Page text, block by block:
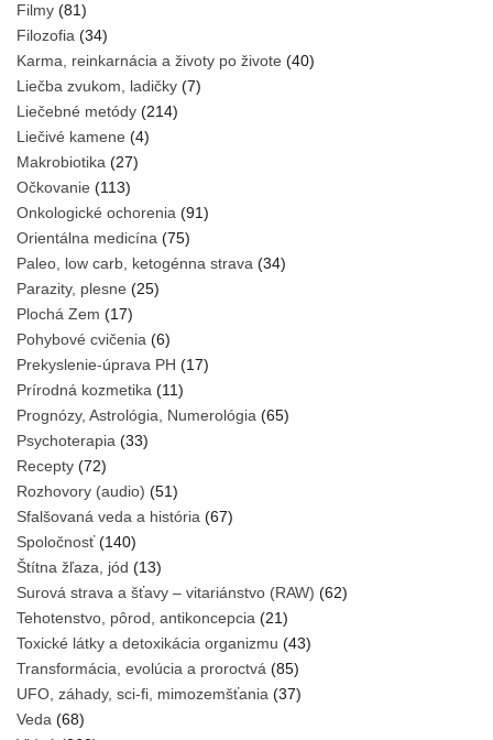
Filmy (81)
Filozofia (34)
Karma, reinkarnácia a životy po živote (40)
Liečba zvukom, ladičky (7)
Liečebné metódy (214)
Liečivé kamene (4)
Makrobiotika (27)
Očkovanie (113)
Onkologické ochorenia (91)
Orientálna medicína (75)
Paleo, low carb, ketogénna strava (34)
Parazity, plesne (25)
Plochá Zem (17)
Pohybové cvičenia (6)
Prekyslenie-úprava PH (17)
Prírodná kozmetika (11)
Prognózy, Astrológia, Numerológia (65)
Psychoterapia (33)
Recepty (72)
Rozhovory (audio) (51)
Sfalšovaná veda a história (67)
Spoločnosť(140)
Štítna žľaza, jód (13)
Surová strava a šťavy – vitariánstvo (RAW) (62)
Tehotenstvo, pôrod, antikoncepcia (21)
Toxické látky a detoxikácia organizmu (43)
Transformácia, evolúcia a proroctvá (85)
UFO, záhady, sci-fi, mimozemšťania (37)
Veda (68)